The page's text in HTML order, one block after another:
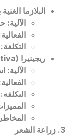
البلازما
الآلية:
الفعالية:
التكلفة: 2000-3000
ريجينيرا (Regenera Activa):
الآلية:
الفعالية:
التكلفة: 20,000-25,000
المخاطر
3. زراعة الشعر